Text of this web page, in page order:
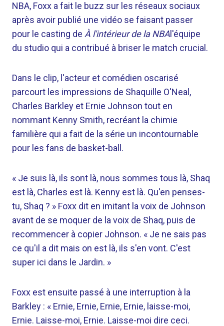
NBA, Foxx a fait le buzz sur les réseaux sociaux
après avoir publié une vidéo se faisant passer
pour le casting de À l'intérieur de la NBA l'équipe
du studio qui a contribué à briser le match crucial.
Dans le clip, l'acteur et comédien oscarisé
parcourt les impressions de Shaquille O'Neal,
Charles Barkley et Ernie Johnson tout en
nommant Kenny Smith, recréant la chimie
familière qui a fait de la série un incontournable
pour les fans de basket-ball.
« Je suis là, ils sont là, nous sommes tous là, Shaq
est là, Charles est là. Kenny est là. Qu'en penses-
tu, Shaq ? » Foxx dit en imitant la voix de Johnson
avant de se moquer de la voix de Shaq, puis de
recommencer à copier Johnson. « Je ne sais pas
ce qu'il a dit mais on est là, ils s'en vont. C'est
super ici dans le Jardin. »
Foxx est ensuite passé à une interruption à la
Barkley : « Ernie, Ernie, Ernie, Ernie, laisse-moi,
Ernie. Laisse-moi, Ernie. Laisse-moi dire ceci.